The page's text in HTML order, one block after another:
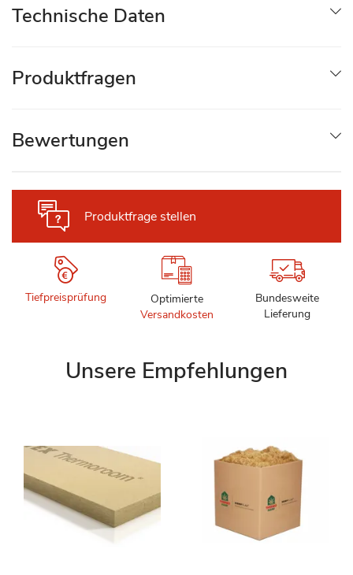
Produktfrage stellen
Tiefpreisprüfung
Optimierte
Versandkosten
Bundesweite
Lieferung
Technische Daten
Produktfragen
Bewertungen
Unsere Empfehlungen